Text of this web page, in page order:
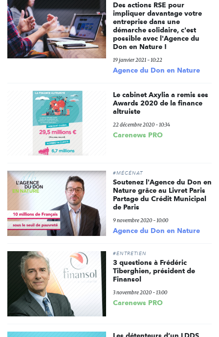
Des actions RSE pour
impliquer davantage votre
entreprise dans une
démarche solidaire, c'est
possible avec l'Agence du
Don en Nature !
19 janvier 2021 - 10:22
Agence du Don en Nature
Le cabinet Axylia a remis ses
Awards 2020 de la finance
altruiste
22 décembre 2020 - 10:34
Carenews PRO
#MÉCÉNAT
Soutenez l'Agence du Don en
Nature grâce au Livret Paris
Partage du Crédit Municipal
de Paris
9 novembre 2020 - 10:00
Agence du Don en Nature
#ENTRETIEN
3 questions à Frédéric
Tiberghien, président de
Finansol
3 novembre 2020 - 13:00
Carenews PRO